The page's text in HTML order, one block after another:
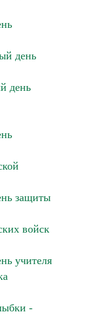
день
день
защиты
войск
учителя
-